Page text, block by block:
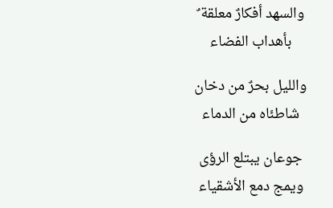
والسهد أفكارٌ معلقة ٌ
بأهداب الفضاء
والليل بحرٌ من دخان
شاطئاه من الدماء
جوعان يبتلع الرؤى
ويمج دمع الأشقياء